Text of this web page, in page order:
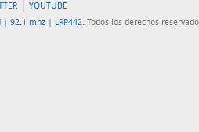
YOUTUBE
| 92.1 mhz | LRP442. Todos los derechos